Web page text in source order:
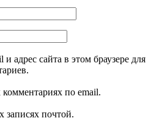
адрес сайта в этом браузере для
по email.
записях почтой.